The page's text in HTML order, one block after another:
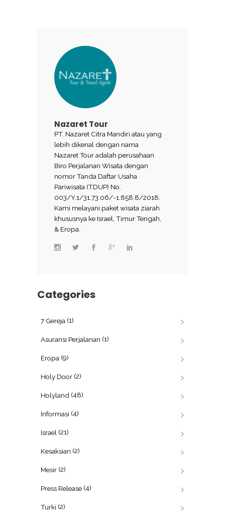
Nazaret Tour
PT. Nazaret Citra Mandiri atau yang
lebih dikenal dengan nama
Nazaret Tour adalah perusahaan
Biro Perjalanan Wisata dengan
nomor Tanda Daftar Usaha
Pariwisata (TDUP) No.
003/Y.1/31.73.06/-1.858.8/2018.
Kami melayani paket wisata ziarah
khususnya ke Israel, Timur Tengah,
& Eropa.
Categories
7 Gereja (1)
Asuransi Perjalanan (1)
Eropa (9)
Holy Door (2)
Holyland (48)
Informasi (4)
Israel (21)
Kesaksian (2)
Mesir (2)
Press Release (4)
Turki (2)